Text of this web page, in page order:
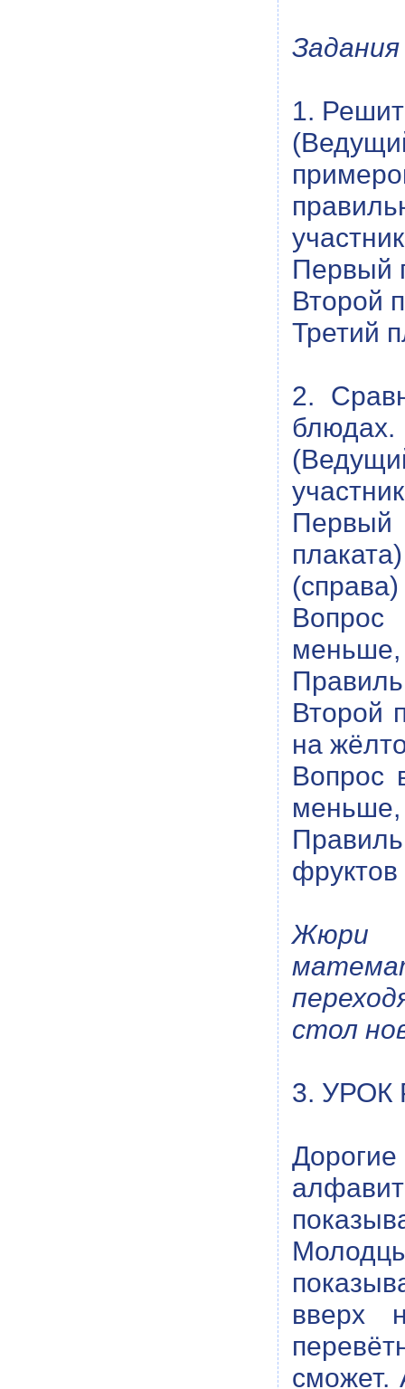
1.
Первый
Второй
Третий
2.
блюдах.
Первый
Второй
на
Вопрос
меньше,
Жюри
стол
3.
вверх
сможет.